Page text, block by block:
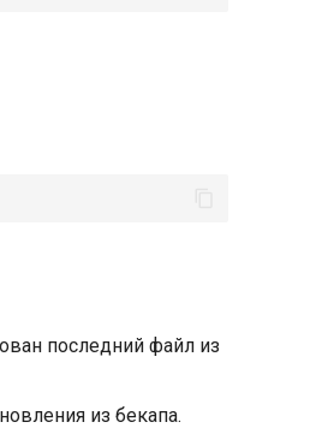
последний файл из
из бекапа.